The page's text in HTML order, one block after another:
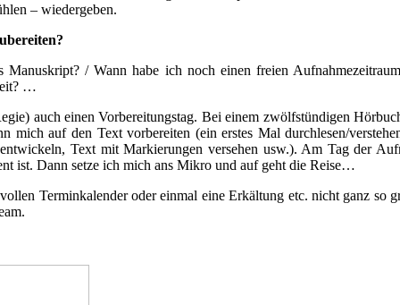
– wiedergeben.
/ Wann habe ich noch einen freien
…
auch einen Vorbereitungstag. Bei einem zwölfstündigen
auf den Text vorbereiten (ein erstes Mal durchlesen/
Text mit Markierungen versehen usw.). Am Tag der
ist. Dann setze ich mich ans Mikro und auf geht die Reise…
Terminkalender oder einmal eine Erkältung etc. nicht ganz so